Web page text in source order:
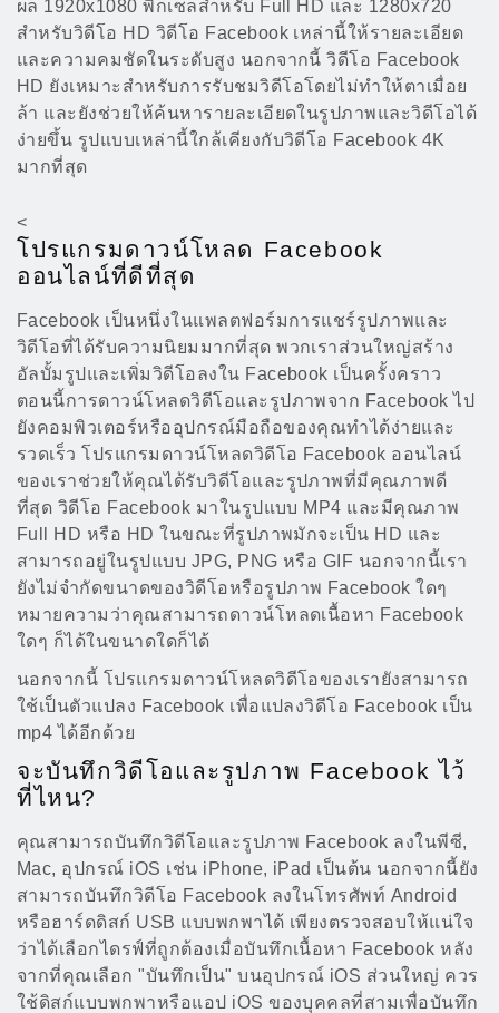
ผล 1920x1080 พิกเซลสำหรับ Full HD และ 1280x720
สำหรับวิดีโอ HD วิดีโอ Facebook เหล่านี้ให้รายละเอียด
และความคมชัดในระดับสูง นอกจากนี้ วิดีโอ Facebook
HD ยังเหมาะสำหรับการรับชมวิดีโอโดยไม่ทำให้ตาเมื่อย
ล้า และยังช่วยให้ค้นหารายละเอียดในรูปภาพและวิดีโอได้
ง่ายขึ้น รูปแบบเหล่านี้ใกล้เคียงกับวิดีโอ Facebook 4K
มากที่สุด
<
โปรแกรมดาวน์โหลด Facebook
ออนไลน์ที่ดีที่สุด
Facebook เป็นหนึ่งในแพลตฟอร์มการแชร์รูปภาพและ
วิดีโอที่ได้รับความนิยมมากที่สุด พวกเราส่วนใหญ่สร้าง
อัลบั้มรูปและเพิ่มวิดีโอลงใน Facebook เป็นครั้งคราว
ตอนนี้การดาวน์โหลดวิดีโอและรูปภาพจาก Facebook ไป
ยังคอมพิวเตอร์หรืออุปกรณ์มือถือของคุณทำได้ง่ายและ
รวดเร็ว โปรแกรมดาวน์โหลดวิดีโอ Facebook ออนไลน์
ของเราช่วยให้คุณได้รับวิดีโอและรูปภาพที่มีคุณภาพดี
ที่สุด วิดีโอ Facebook มาในรูปแบบ MP4 และมีคุณภาพ
Full HD หรือ HD ในขณะที่รูปภาพมักจะเป็น HD และ
สามารถอยู่ในรูปแบบ JPG, PNG หรือ GIF นอกจากนี้เรา
ยังไม่จำกัดขนาดของวิดีโอหรือรูปภาพ Facebook ใดๆ
หมายความว่าคุณสามารถดาวน์โหลดเนื้อหา Facebook
ใดๆ ก็ได้ในขนาดใดก็ได้
นอกจากนี้ โปรแกรมดาวน์โหลดวิดีโอของเรายังสามารถ
ใช้เป็นตัวแปลง Facebook เพื่อแปลงวิดีโอ Facebook เป็น
mp4 ได้อีกด้วย
จะบันทึกวิดีโอและรูปภาพ Facebook ไว้
ที่ไหน?
คุณสามารถบันทึกวิดีโอและรูปภาพ Facebook ลงในพีซี,
Mac, อุปกรณ์ iOS เช่น iPhone, iPad เป็นต้น นอกจากนี้ยัง
สามารถบันทึกวิดีโอ Facebook ลงในโทรศัพท์ Android
หรือฮาร์ดดิสก์ USB แบบพกพาได้ เพียงตรวจสอบให้แน่ใจ
ว่าได้เลือกไดรฟ์ที่ถูกต้องเมื่อบันทึกเนื้อหา Facebook หลัง
จากที่คุณเลือก "บันทึกเป็น" บนอุปกรณ์ iOS ส่วนใหญ่ ควร
ใช้ดิสก์แบบพกพาหรือแอป iOS ของบุคคลที่สามเพื่อบันทึก